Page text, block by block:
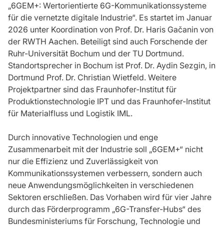
„6GEM+: Wertorientierte 6G-Kommunikationssysteme
für die vernetzte digitale Industrie“. Es startet im Januar
2026 unter Koordination von Prof. Dr. Haris Gačanin von
der RWTH Aachen. Beteiligt sind auch Forschende der
Ruhr-Universität Bochum und der TU Dortmund.
Standortsprecher in Bochum ist Prof. Dr. Aydin Sezgin, in
Dortmund Prof. Dr. Christian Wietfeld. Weitere
Projektpartner sind das Fraunhofer-Institut für
Produktionstechnologie IPT und das Fraunhofer-Institut
für Materialfluss und Logistik IML.
Durch innovative Technologien und enge
Zusammenarbeit mit der Industrie soll „6GEM+“ nicht
nur die Effizienz und Zuverlässigkeit von
Kommunikationssystemen verbessern, sondern auch
neue Anwendungsmöglichkeiten in verschiedenen
Sektoren erschließen. Das Vorhaben wird für vier Jahre
durch das Förderprogramm „6G-Transfer-Hubs“ des
Bundesministeriums für Forschung, Technologie und